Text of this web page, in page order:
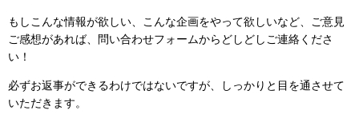
もしこんな情報が欲しい、こんな企画をやって欲しいなど、ご意見
ご感想があれば、問い合わせフォームからどしどしご連絡くださ
い！
必ずお返事ができるわけではないですが、しっかりと目を通させて
いただきます。